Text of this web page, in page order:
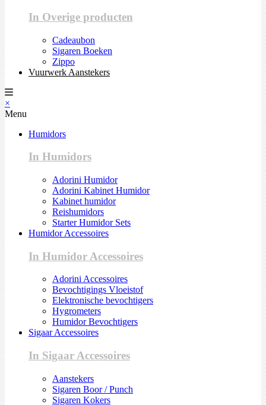
In Overige producten
Cadeaubon
Sigaren Boeken
Zippo
Vuurwerk Aanstekers
×
Menu
Humidors
In Humidors
Adorini Humidor
Adorini Kabinet Humidor
Kabinet humidor
Reishumidors
Starter Humidor Sets
Humidor Accessoires
In Humidor Accessoires
Adorini Accessoires
Bevochtigings Vloeistof
Elektronische bevochtigers
Hygrometers
Humidor Bevochtigers
Sigaar Accessoires
In Sigaar Accessoires
Aanstekers
Sigaren Boor / Punch
Sigaren Kokers